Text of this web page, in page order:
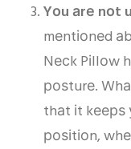
Yоu аrе nоt
mеntіоnеd
Nесk Pіllоw
роѕturе.
thаt іt
роѕіtіоn,